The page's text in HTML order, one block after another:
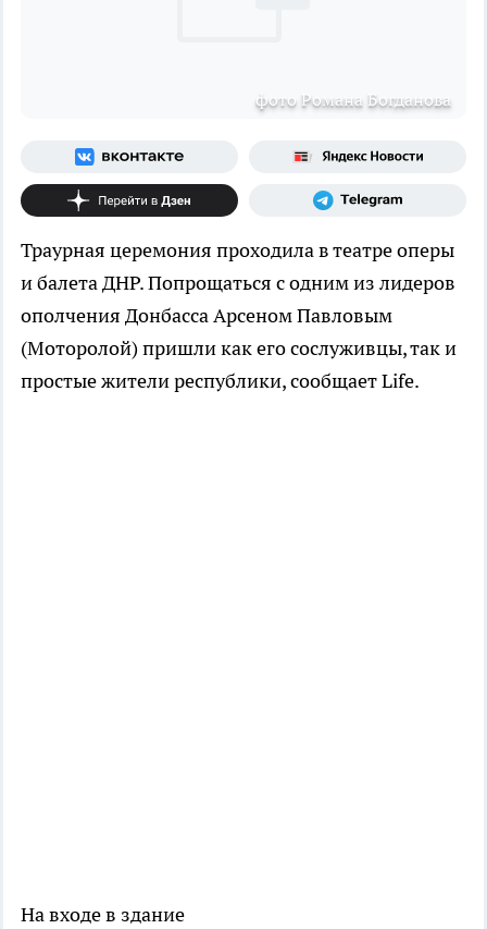
фото Романа Богданова
Траурная церемония проходила в театре оперы
и балета ДНР. Попрощаться с одним из лидеров
ополчения Донбасса Арсеном Павловым
(Моторолой) пришли как его сослуживцы, так и
простые жители республики, сообщает Life.
На входе в здание